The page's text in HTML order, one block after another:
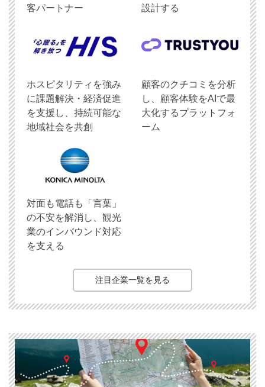
客パートナー
設計する
ホスピタリティを強み
に課題解決・経済促進
を支援し、持続可能な
地域社会を共創
顧客のクチコミを分析
し、顧客体験をAIで最
大化するプラットフォ
ーム
対面も電話も「言葉」
の不安を解消し、観光
業のインバウンド対応
を支える
注目企業一覧を見る